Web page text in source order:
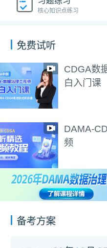
核心知识点练习
免费试听
师小
试听
听视
试听
CDGP数据治
备考方案